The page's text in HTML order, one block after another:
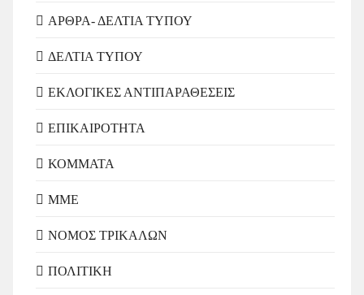
ΑΡΘΡΑ- ΔΕΛΤΙΑ ΤΥΠΟΥ
ΔΕΛΤΙΑ ΤΥΠΟΥ
ΕΚΛΟΓΙΚΕΣ ΑΝΤΙΠΑΡΑΘΕΣΕΙΣ
ΕΠΙΚΑΙΡΟΤΗΤΑ
ΚΟΜΜΑΤΑ
ΜΜΕ
ΝΟΜΟΣ ΤΡΙΚΑΛΩΝ
ΠΟΛΙΤΙΚΗ